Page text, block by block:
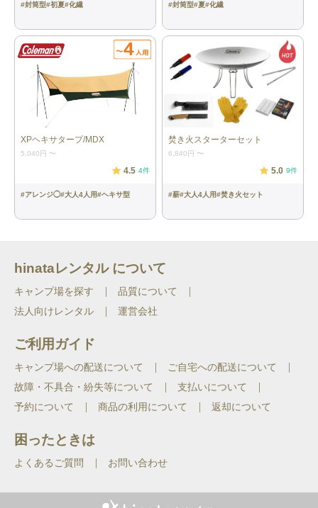
#封筒型#初夏#化繊 #封筒型#夏#化繊
XPヘキサタープ/MDX
5,040円 〜
4.5 4件
#アレンジ◯#大人4人用#ヘキサ型
焚き火スターターセット
6,840円 〜
5.0 9件
#薪#大人4人用#焚き火セット
hinataレンタル について
キャンプ場を探す
品質について
法人向けレンタル
運営会社
ご利用ガイド
キャンプ場への配送について
ご自宅への配送について
故障・不具合・紛失等について
支払いについて
予約について
商品の利用について 返却について
困ったときは
よくあるご質問 お問い合わせ